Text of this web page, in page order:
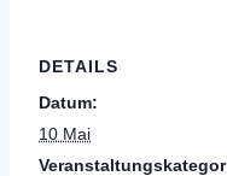
DETAILS
Datum:
10 Mai
Veranstaltungskategor